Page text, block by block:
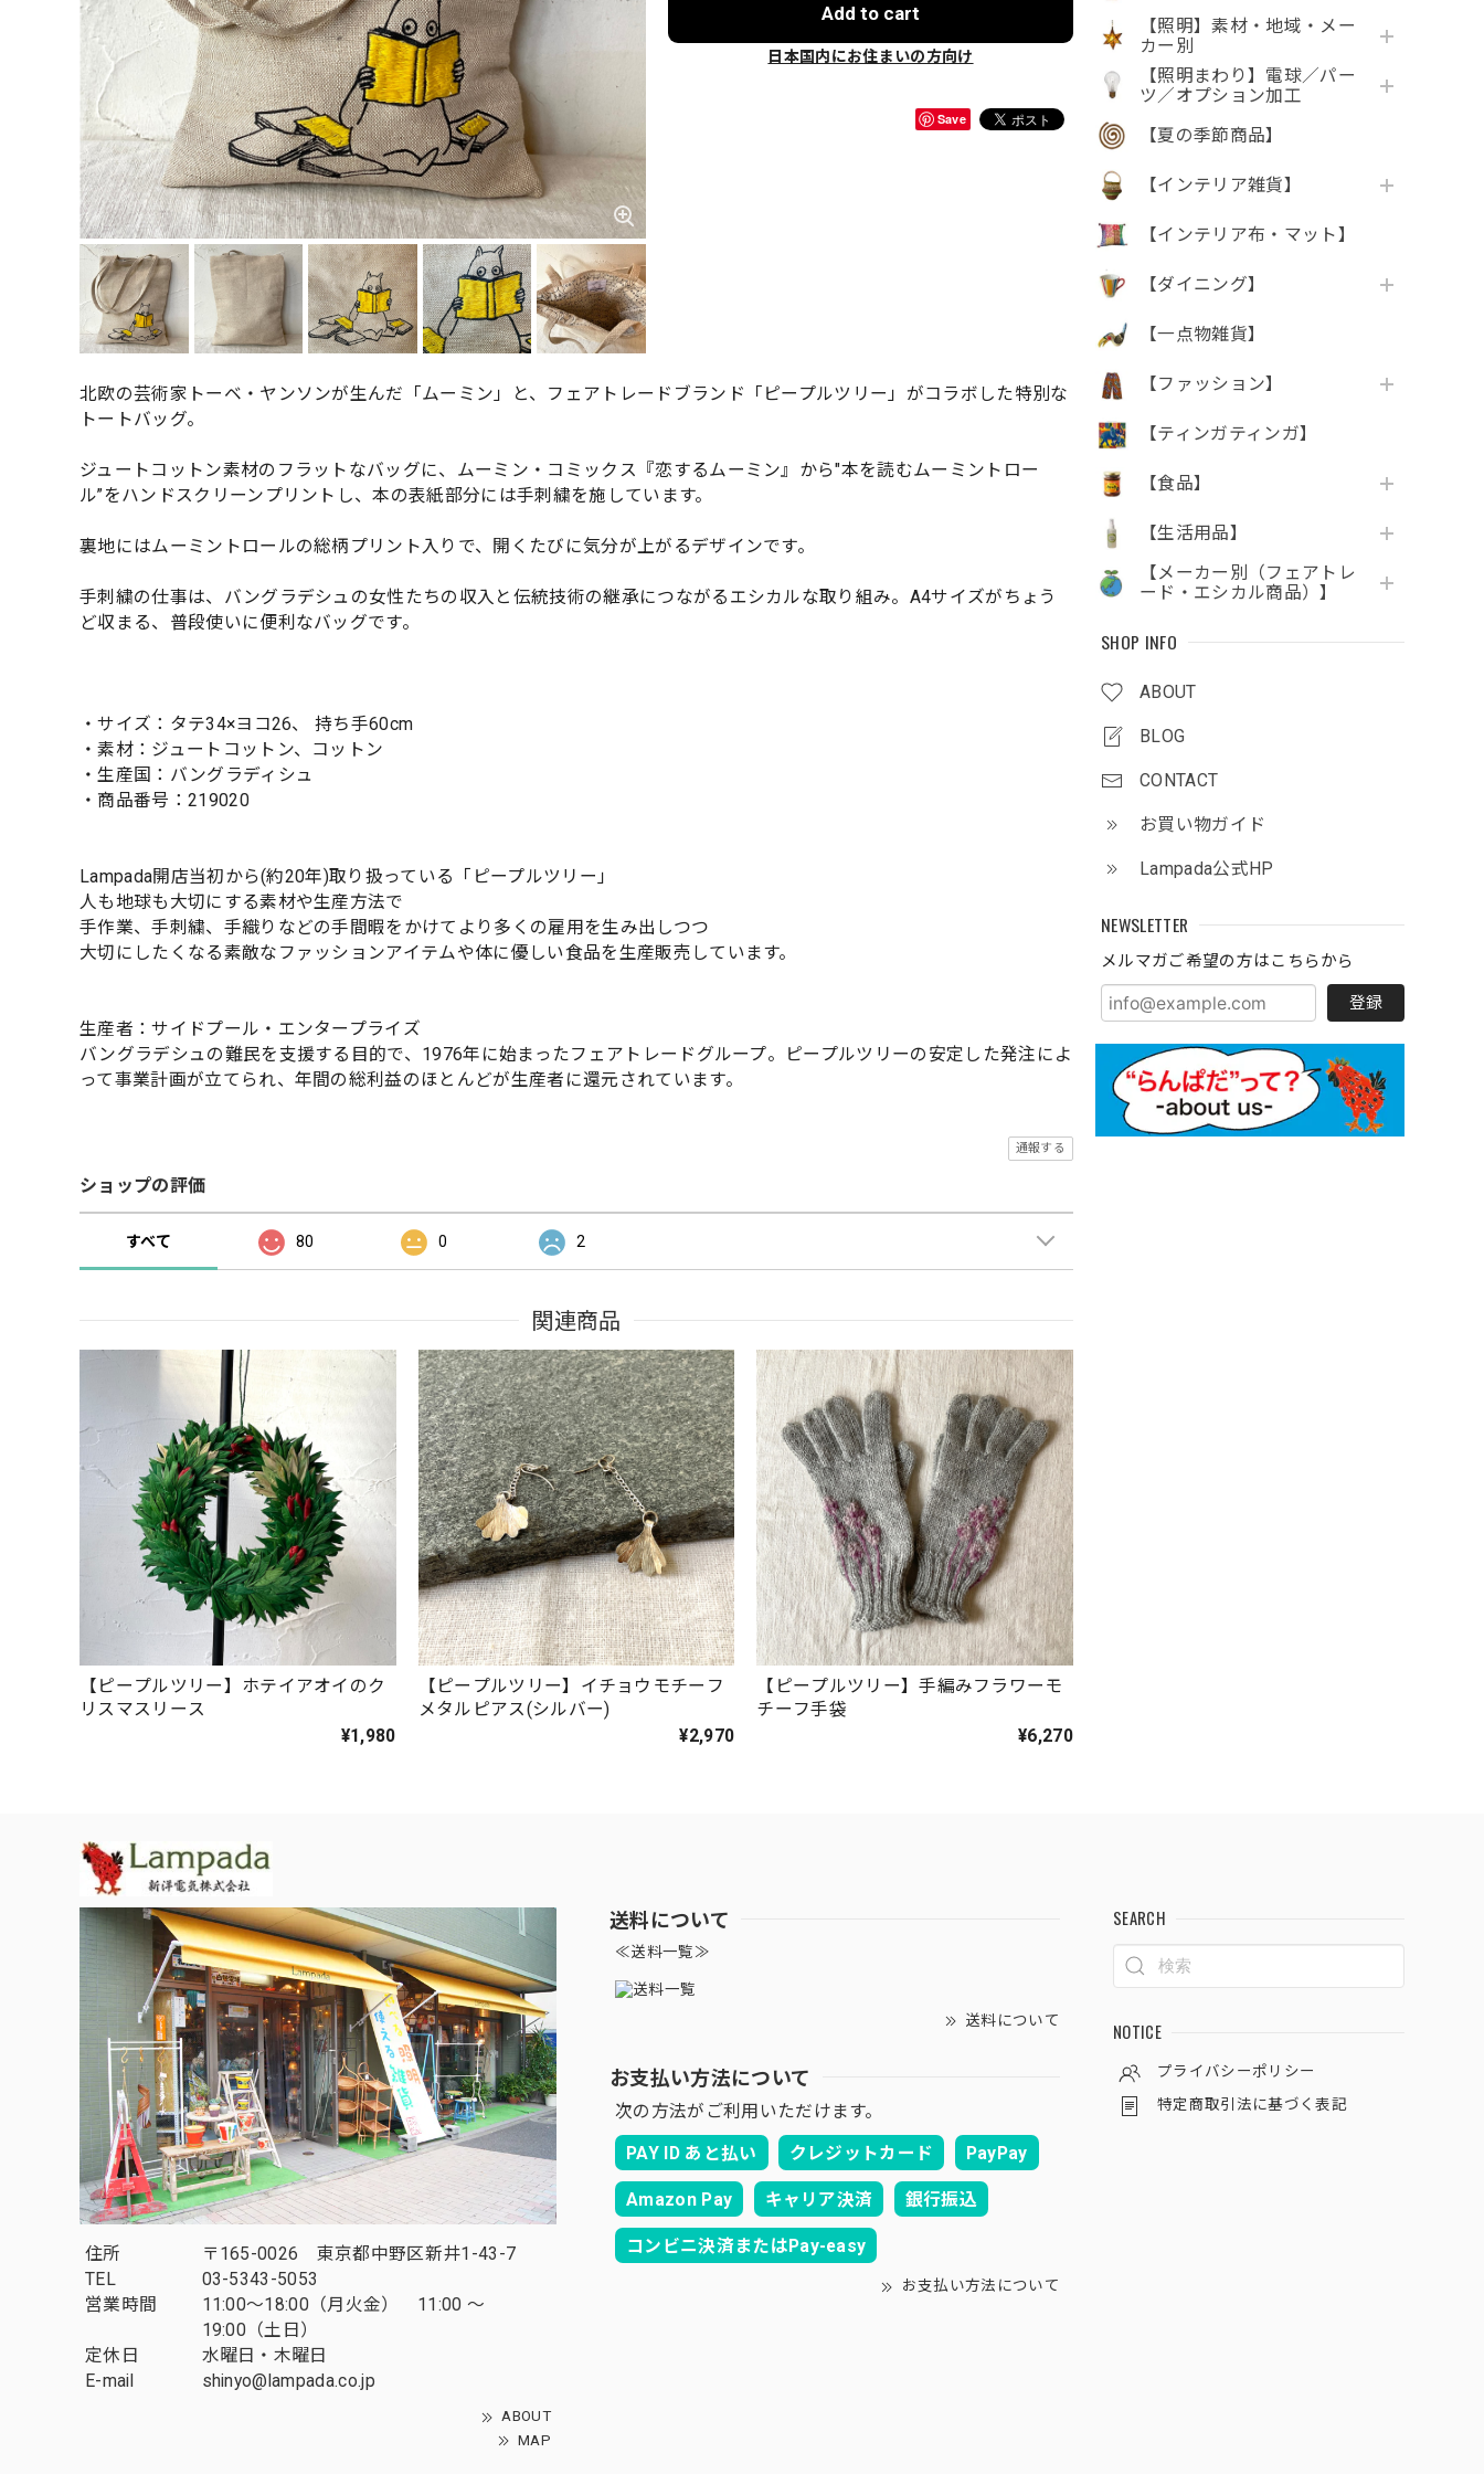
【照明】素材・地域・メー
カー別
【照明まわり】電球／パー
ツ／オプション加工
【夏の季節商品】
【インテリア雑貨】
【インテリア布・マット】
【ダイニング】
【一点物雑貨】
【ファッション】
【ティンガティンガ】
【食品】
【生活用品】
【メーカー別（フェアトレ
ード・エシカル商品）】
SHOP INFO
ABOUT
BLOG
CONTACT
お買い物ガイド
Lampada公式HP
NEWSLETTER
メルマガご希望の方はこちらから
登録
Add to cart
日本国内にお住まいの方向け
Save
北欧の芸術家トーベ・ヤンソンが生んだ「ムーミン」と、フェアトレードブランド「ピープルツリー」がコラボした特別な
トートバッグ。
ジュートコットン素材のフラットなバッグに、ムーミン・コミックス『恋するムーミン』から"本を読むムーミントロー
ル”をハンドスクリーンプリントし、本の表紙部分には手刺繍を施しています。
裏地にはムーミントロールの総柄プリント入りで、開くたびに気分が上がるデザインです。
手刺繍の仕事は、バングラデシュの女性たちの収入と伝統技術の継承につながるエシカルな取り組み。A4サイズがちょう
ど収まる、普段使いに便利なバッグです。
・サイズ：タテ34×ヨコ26、 持ち手60cm
・素材：ジュートコットン、コットン
・生産国：バングラディシュ
・商品番号：219020
Lampada開店当初から(約20年)取り扱っている「ピープルツリー」
人も地球も大切にする素材や生産方法で
手作業、手刺繍、手織りなどの手間暇をかけてより多くの雇用を生み出しつつ
大切にしたくなる素敵なファッションアイテムや体に優しい食品を生産販売しています。
生産者：サイドプール・エンタープライズ
バングラデシュの難民を支援する目的で、1976年に始まったフェアトレードグループ。ピープルツリーの安定した発注によ
って事業計画が立てられ、年間の総利益のほとんどが生産者に還元されています。
通報する
ショップの評価
すべて 80 0 2
関連商品
【ピープルツリー】ホテイアオイのク
リスマスリース
¥1,980
【ピープルツリー】イチョウモチーフ
メタルピアス(シルバー)
¥2,970
【ピープルツリー】手編みフラワーモ
チーフ手袋
¥6,270
住所
〒165-0026 東京都中野区新井1-43-7
TEL
03-5343-5053
営業時間
11:00～18:00（月火金） 11:00 ～
19:00（土日）
定休日
水曜日・木曜日
E-mail
shinyo@lampada.co.jp
ABOUT
MAP
送料について
≪送料一覧≫
送料について
お支払い方法について
次の方法がご利用いただけます。
PAY ID あと払い
クレジットカード PayPay
Amazon Pay キャリア決済 銀行振込
コンビニ決済またはPay-easy
お支払い方法について
SEARCH
NOTICE
プライバシーポリシー
特定商取引法に基づく表記